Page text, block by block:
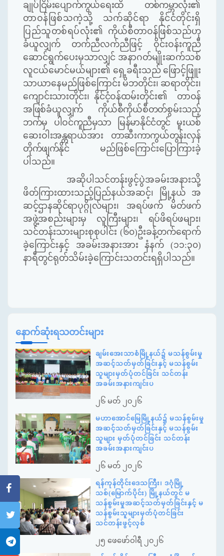
ချုပ်ငြိမ်းပျောက်ကွယ်ရေးထိ
တစ်ကမ္ဘာလုံး၏
တာဝန်ဖြစ်သကဲ့သို့ သက်ဆိုင်ရာ
နိုင်ငံတိုင်းရှိ
ပြည်သူတစ်ရပ်လုံး၏
ကိုယ်စီတာဝန်ဖြစ်သည်ဟု
ခံယူလျှက် တက်ညီလက်ညီဖြင့် ဝိုင်းဝန်းကူညီ
ဆောင်ရွက်ပေးမှသာလျှင် အနာဂတ်မျိုးဆက်သစ်
လူငယ်မောင်မယ်များ၏ ရှေ့ခရီးသည် ဖြောင့်ဖြူး
သာယာနေမည်ဖြစ်ကြောင်း မိဘတိုင်း၊ ဆရာတိုင်း၊
ကျောင်းသားတိုင်း၊ နိုင်ငံ့ဝန်ထမ်းတိုင်း၏
တာဝန်
အဖြစ်ခံယူလျှက်
ကိုယ်စီကိုယ်စီတတ်စွမ်းသည့်
ဘက်မှ
ပါဝင်ကူညီမှသာ မြန်မာနိုင်ငံတွင်
မူးယစ်
ဆေးဝါးအန္တရာယ်အား တာဆီးကာကွယ်တွန်းလှန်
တိုက်ဖျက်နိုင် မည်ဖြစ်ကြောင်းပြောကြားခဲ့
ပါသည်။
အဆိုပါသင်တန်းဖွင့်ပွဲအခမ်းအနားသို့
ဖိတ်ကြားထားသည့်ပြည်နယ်အဆင့်၊
မြို့နယ် အ
ဆင့်ဌာနဆိုင်ရာပုဂ္ဂိုလ်များ၊ အရပ်ဖက် မိတ်ဖက်
အဖွဲ့အစည်းများမှ လူကြီးများ၊ ရပ်ဖိရပ်ဖများ၊
သင်တန်းသားများစုစုပါင်း (၆၀)ဦးခန့်တက်ရောက်
ခဲ့ကြောင်းနှင့် အခမ်းအနားအား နံနက် (၁၁:၃၀)
နာရီတွင်ရုတ်သိမ်းခဲ့ကြောင်းသတင်းရရှိပါသည်။
နောက်ဆုံးရသတင်းများ
ချမ်းအေးသာစံမြို့နယ်၌ မသန်စွမ်းမှု
အဆင့်သတ်မှတ်ခြင်းနှင့် မသန်စွမ်း
သူများမှတ်ပုံတင်ခြင်း သင်တန်း
အခမ်းအနားကျင်းပ
၂၆ မတ် ၂၀၂၆
မဟာအောင်မြေမြို့နယ်၌ မသန်စွမ်းမှု
အဆင့်သတ်မှတ်ခြင်းနှင့် မသန်စွမ်း
သူများ မှတ်ပုံတင်ခြင်း သင်တန်း
အခမ်းအနားကျင်းပ
၂၆ မတ် ၂၀၂၆
ရန်ကုန်တိုင်းဒေသကြီး၊ ဒဂုံမြို့
သစ်(မြောက်ပိုင်း) မြို့နယ်တွင် မ
သန်စွမ်းမှုအဆင့်သတ်မှတ်ခြင်းနှင့် မ
သန်စွမ်းသူများမှတ်ပုံတင်ခြင်း
သင်တန်းဖွင့်လှစ်
၂၅ ဖေဖော်ဝါရီ ၂၀၂၆